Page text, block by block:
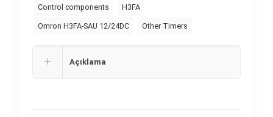
Control components H3FA
Omron H3FA-SAU 12/24DC Other Timers
Açıklama